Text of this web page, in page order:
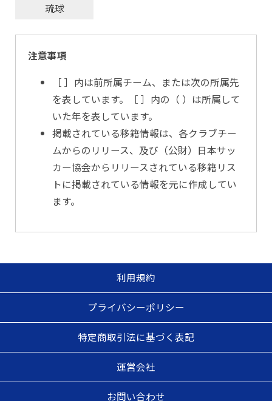
琉球
注意事項
［ ］内は前所属チーム、または次の所属先
を表しています。［ ］内の（ ）は所属して
いた年を表しています。
掲載されている移籍情報は、各クラブチー
ムからのリリース、及び（公財）日本サッ
カー協会からリリースされている移籍リス
トに掲載されている情報を元に作成してい
ます。
利用規約
プライバシーポリシー
特定商取引法に基づく表記
運営会社
お問い合わせ